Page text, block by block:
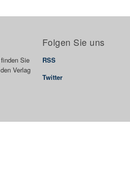
Sie
Verlag
Folgen Sie uns
RSS
Twitter